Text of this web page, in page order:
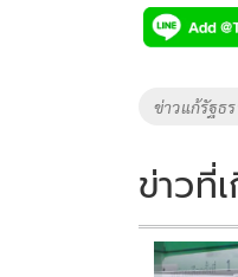
e
b
o
k
Tags
ข่าวแก้รัฐธ
ข่าวที่